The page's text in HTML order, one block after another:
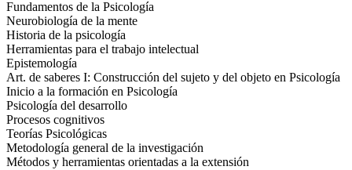
Fundamentos de la Psicología
Neurobiología de la mente
Historia de la psicología
Herramientas para el trabajo intelectual
Epistemología
Art. de saberes I: Construcción del sujeto y del objeto en Psicología
Inicio a la formación en Psicología
Psicología del desarrollo
Procesos cognitivos
Teorías Psicológicas
Metodología general de la investigación
Métodos y herramientas orientadas a la extensión